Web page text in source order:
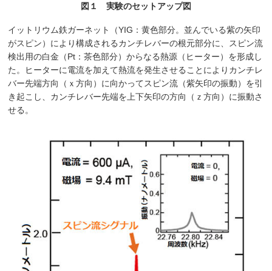
図１ 実験のセットアップ図
イットリウム鉄ガーネット（YIG：黄色部分。並んでいる紫の矢印
がスピン）により構成されるカンチレバーの根元部分に、スピン流
検出用の白金（Pt：茶色部分）からなる熱源（ヒーター）を形成し
た。ヒーターに電流を加えて熱流を発生させることによりカンチレ
バー先端方向（ｘ方向）に向かってスピン流（紫矢印の振動）を引
き起こし、カンチレバー先端を上下矢印の方向（ｚ方向）に振動さ
せる。